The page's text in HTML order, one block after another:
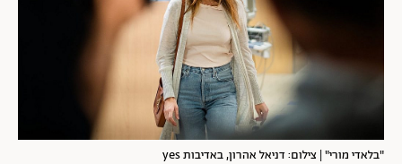
"בלאדי מורי" | צילום: דניאל אהרון, באדיבות yes